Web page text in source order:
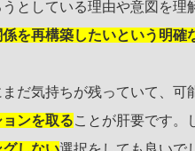
としている理由や意図を理
を再構築したいという明確
だ気持ちが残っていて、
ンを取ることが肝要です。